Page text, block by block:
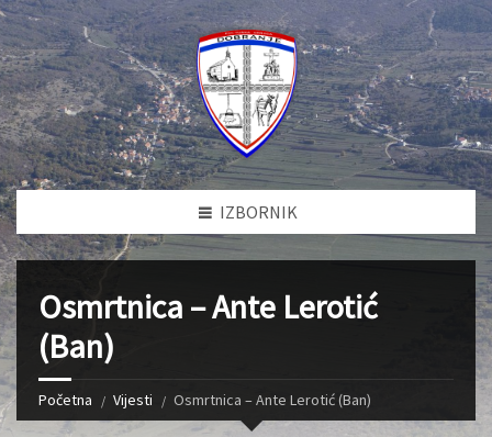
IZBORNIK
Osmrtnica – Ante Lerotić
(Ban)
Početna Vijesti Osmrtnica – Ante Lerotić (Ban)